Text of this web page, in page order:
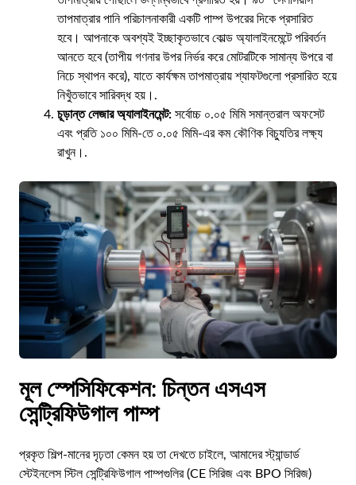
তাপমাত্রার পানি পরিচালনাকারী একটি পাম্প উপরের দিকে প্রসারিত
হবে। আপনাকে অবশ্যই ইচ্ছাকৃতভাবে কোল্ড অ্যালাইনমেন্টে পরিবর্তন
আনতে হবে (তাপীয় গণনার উপর নির্ভর করে মোটরটিকে সামান্য উপরে বা
নিচে স্থাপন করে), যাতে কার্যক্ষম তাপমাত্রায় শ্যাফটগুলো প্রসারিত হয়ে
নিখুঁতভাবে সারিবদ্ধ হয়।.
চূড়ান্ত লেজার অ্যালাইনমেন্ট: সর্বোচ্চ ০.০৫ মিমি সমান্তরাল অফসেট
এবং প্রতি ১০০ মিমি-তে ০.০৫ মিমি-এর কম কৌণিক বিচ্যুতির লক্ষ্য
রাখুন।.
মূল স্পেসিফিকেশন: চিন্তন এসএস
সেন্ট্রিফিউগাল পাম্প
প্রকৃত শিল্প-মানের দৃঢ়তা কেমন হয় তা দেখতে চাইলে, আমাদের স্ট্যান্ডার্ড
স্টেইনলেস স্টিল সেন্ট্রিফিউগাল পাম্পগুলির (CE সিরিজ এবং BPO সিরিজ)